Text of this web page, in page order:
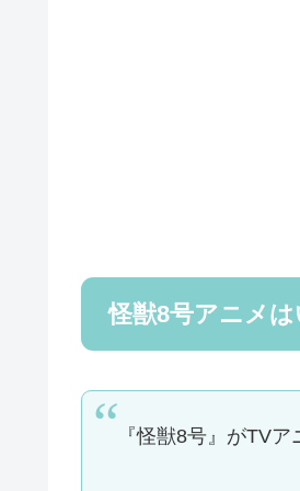
怪獣8号アニメ
『怪獣8号』がTV